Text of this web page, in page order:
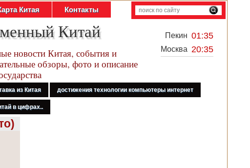
Китая Контакты
Китай
новости Китая, события и
обзоры, фото и описание
Пекин 01:35
Москва 20:35
из Китая достижения технологии компьютеры интернет
в цифрах..